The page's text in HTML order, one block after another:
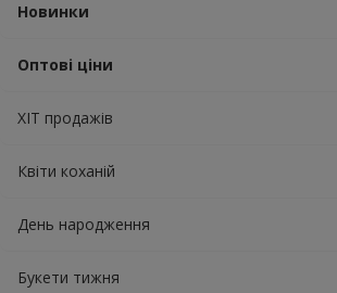
Новинки
Оптові ціни
ХІТ продажів
Квіти коханій
День народження
Букети тижня